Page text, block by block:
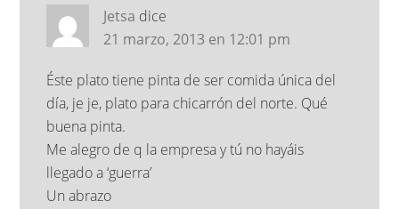
Jetsa dice
21 marzo, 2013 en 12:01 pm
Éste plato tiene pinta de ser comida única del
día, je je, plato para chicarrón del norte. Qué
buena pinta.
Me alegro de q la empresa y tú no hayáis
llegado a ‘guerra’
Un abrazo